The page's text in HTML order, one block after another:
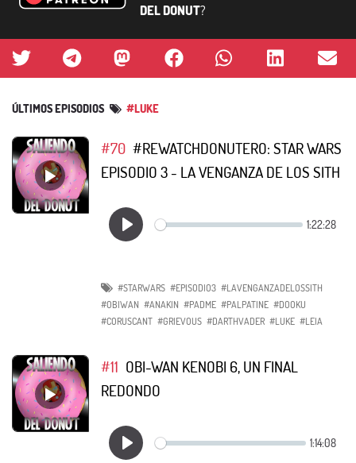
DEL DONUT?
ÚLTIMOS EPISODIOS #LUKE
#70 #REWATCHDONUTERO: STAR WARS
EPISODIO 3 - LA VENGANZA DE LOS SITH
#STARWARS #EPISODIO3 #LAVENGANZADELOSSITH
#OBIWAN #ANAKIN #PADME #PALPATINE #DOOKU
#CORUSCANT #GRIEVOUS #DARTHVADER #LUKE #LEIA
#11 OBI-WAN KENOBI 6, UN FINAL
REDONDO